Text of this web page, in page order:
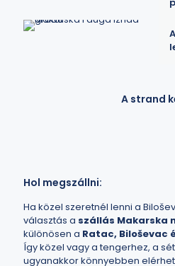
A strand
Hol megszállni:
Ha közel szeretnél lenni a
választás a szállás Makarska
különösen a Ratac, Biloševac
Így közel vagy a tengerhez, a
ugyanakkor könnyebben